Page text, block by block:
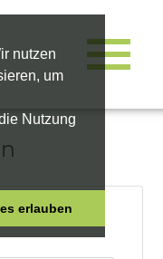
nutzen
um
Nutzung
erlauben